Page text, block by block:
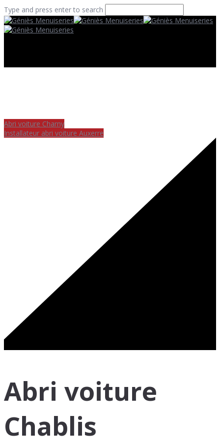
Type and press enter to search
Abri voiture Charny
Installateur abri voiture Auxerre
Abri voiture
Chablis